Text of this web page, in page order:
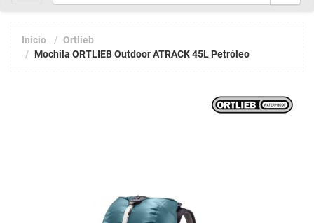
navigation
Inicio
Ortlieb
Mochila ORTLIEB Outdoor ATRACK 45L Petróleo